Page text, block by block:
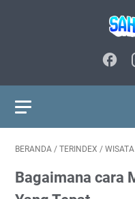
BERANDA / TERINDEX /
Bagaimana cara